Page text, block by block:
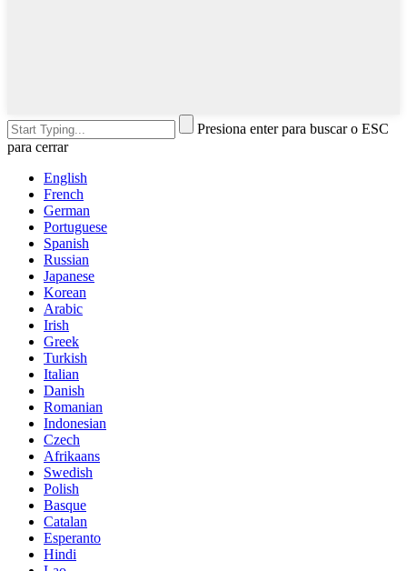
Presiona enter para buscar o ESC
para cerrar
English
French
German
Portuguese
Spanish
Russian
Japanese
Korean
Arabic
Irish
Greek
Turkish
Italian
Danish
Romanian
Indonesian
Czech
Afrikaans
Swedish
Polish
Basque
Catalan
Esperanto
Hindi